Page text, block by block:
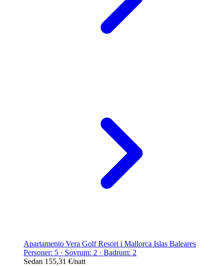
Apartamento Vera Golf Resort i Mallorca Islas Baleares
Personer: 5 · Sovrum: 2 · Badrum: 2
Sedan 155,31 €/natt